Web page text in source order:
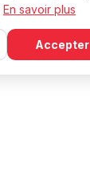
En savoir plus
Accepter